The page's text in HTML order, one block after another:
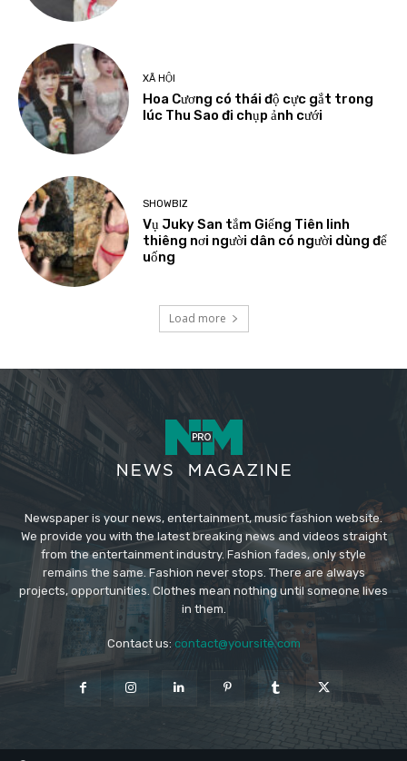
XÃ HỘI
Hoa Cương có thái độ cực gắt trong
lúc Thu Sao đi chụp ảnh cưới
SHOWBIZ
Vụ Juky San tắm Giếng Tiên linh
thiêng nơi người dân có người dùng để
uống
Load more
Newspaper is your news, entertainment, music fashion website.
We provide you with the latest breaking news and videos straight
from the entertainment industry. Fashion fades, only style
remains the same. Fashion never stops. There are always
projects, opportunities. Clothes mean nothing until someone lives
in them.
Contact us: contact@yoursite.com